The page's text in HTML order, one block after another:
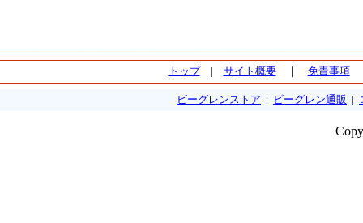
トップ| サイト概要｜ 免責事項
ビーグレンストア ビーグレン通販